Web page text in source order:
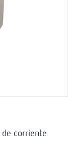
de corriente